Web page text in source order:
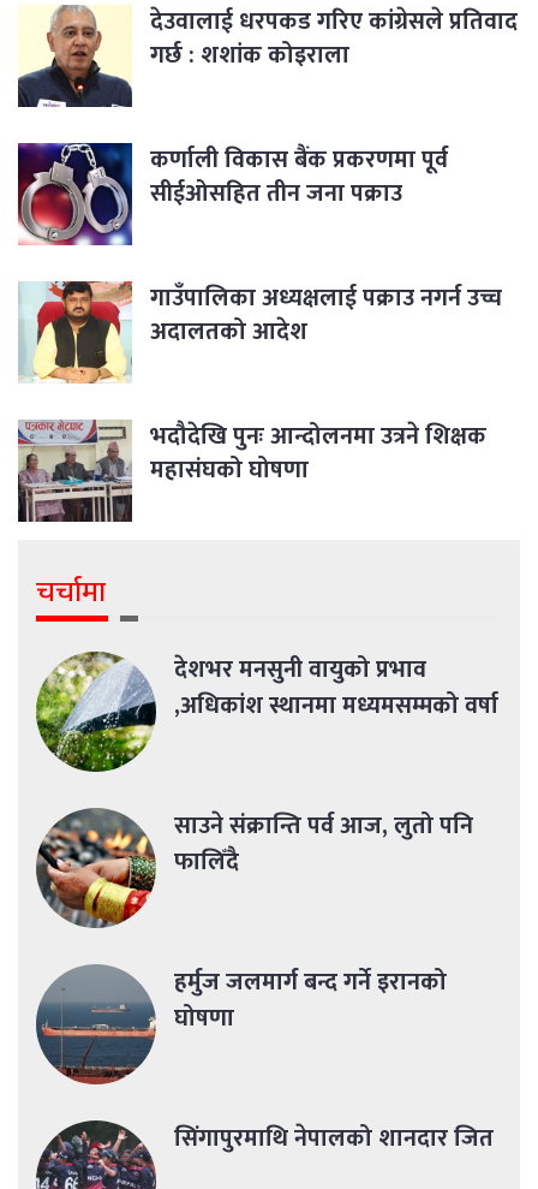
देउवालाई धरपकड गरिए कांग्रेसले प्रतिवाद
गर्छ : शशांक कोइराला
कर्णाली विकास बैंक प्रकरणमा पूर्व
सीईओसहित तीन जना पक्राउ
गाउँपालिका अध्यक्षलाई पक्राउ नगर्न उच्च
अदालतको आदेश
भदौदेखि पुनः आन्दोलनमा उत्रने शिक्षक
महासंघको घोषणा
चर्चामा
देशभर मनसुनी वायुको प्रभाव
,अधिकांश स्थानमा मध्यमसम्मको वर्षा
साउने संक्रान्ति पर्व आज, लुतो पनि
फालिँदै
हर्मुज जलमार्ग बन्द गर्ने इरानको
घोषणा
सिंगापुरमाथि नेपालको शानदार जित